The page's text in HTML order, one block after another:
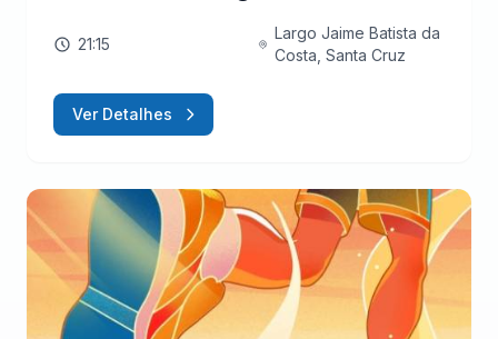
21:15
Largo Jaime Batista da
Costa, Santa Cruz
Ver Detalhes